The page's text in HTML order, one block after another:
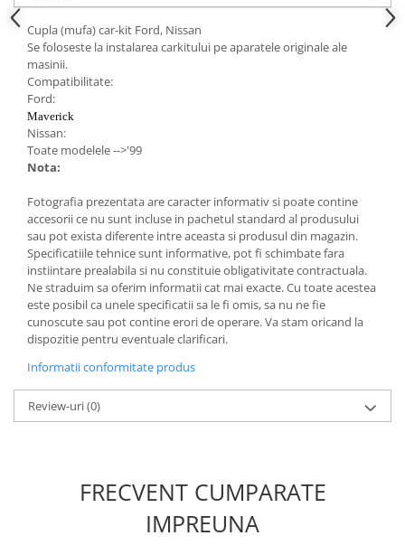
Cupla (mufa) car-kit Ford, Nissan
Se foloseste la instalarea carkitului pe aparatele originale ale
masinii.
Compatibilitate:
Ford:
Maverick
Nissan:
Toate modelele -->'99
Nota:
Fotografia prezentata are caracter informativ si poate contine
accesorii ce nu sunt incluse in pachetul standard al produsului
sau pot exista diferente intre aceasta si produsul din magazin.
Specificatiile tehnice sunt informative, pot fi schimbate fara
instiintare prealabila si nu constituie obligativitate contractuala.
Ne straduim sa oferim informatii cat mai exacte. Cu toate acestea
este posibil ca unele specificatii sa le fi omis, sa nu ne fie
cunoscute sau pot contine erori de operare. Va stam oricand la
dispozitie pentru eventuale clarificari.
Informatii conformitate produs
Review-uri(0)
FRECVENT CUMPARATE
IMPREUNA